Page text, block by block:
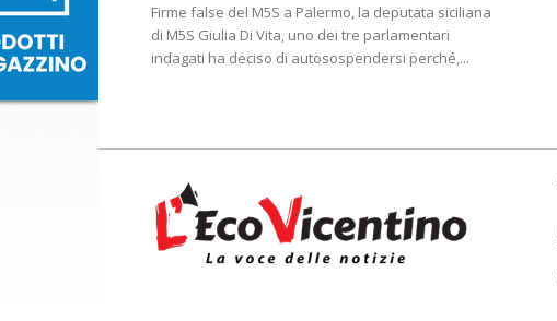
Firme false del M5S a Palermo, la deputata siciliana
di M5S Giulia Di Vita, uno dei tre parlamentari
indagati ha deciso di autosospendersi perché,...